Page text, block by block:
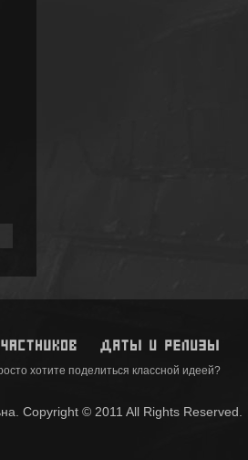
хотите поделиться классной идеей?
Copyright © 2011 All Rights Reserved.